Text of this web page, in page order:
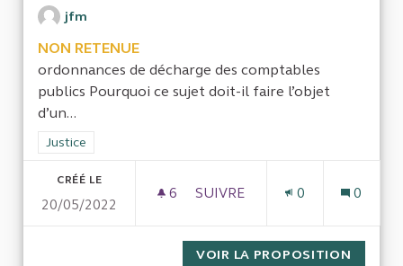
jfm
NON RETENUE
ordonnances de décharge des comptables
publics Pourquoi ce sujet doit-il faire l’objet
d’un...
Filtrer les résultats de la catégorie : Justice
Justice
CRÉÉ LE
20/05/2022
6 6 ABONNÉS
SUIVRE
0 0
VOIR LA PROPOSITION